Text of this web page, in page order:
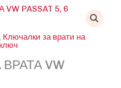
, Ключалки за врати на
VW